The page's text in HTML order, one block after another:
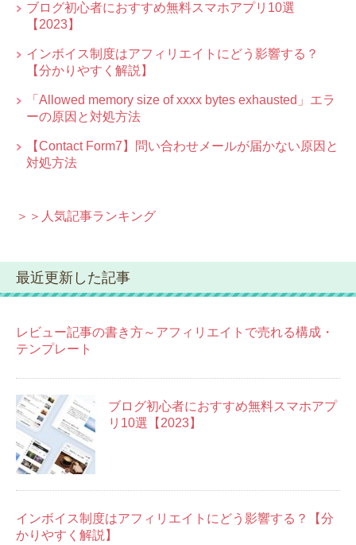
ブログ初心者におすすめ無料スマホアプリ10選
【2023】
インボイス制度はアフィリエイトにどう影響する？
【分かりやすく解説】
「Allowed memory size of xxxx bytes exhausted」エラ
ーの原因と対処方法
【Contact Form7】問い合わせメールが届かない原因と
対処方法
＞＞人気記事ランキング
最近更新した記事
レビュー記事の書き方～アフィリエイトで売れる構成・
テンプレート
ブログ初心者におすすめ無料スマホアプ
リ10選【2023】
インボイス制度はアフィリエイトにどう影響する？【分
かりやすく解説】